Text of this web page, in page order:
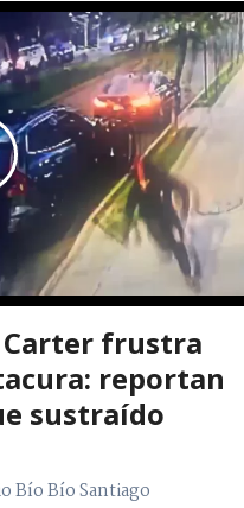
Carter frustra
reportan
sustraído
Bío Bío Santiago